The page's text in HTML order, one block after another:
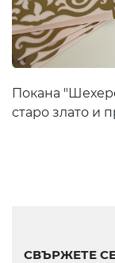
Покана
старо злато и
СВЪРЖЕТЕ